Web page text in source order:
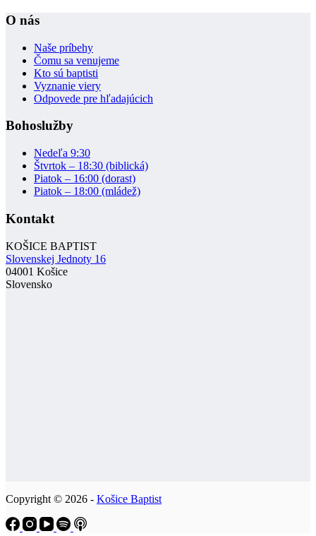
O nás
Naše príbehy
Čomu sa venujeme
Kto sú baptisti
Vyznanie viery
Odpovede pre hľadajúcich
Bohoslužby
Nedeľa 9:30
Štvrtok – 18:30 (biblická)
Piatok – 16:00 (dorast)
Piatok – 18:00 (mládež)
Kontakt
KOŠICE BAPTIST
Slovenskej Jednoty 16
04001 Košice
Slovensko
Copyright © 2026 - Košice Baptist